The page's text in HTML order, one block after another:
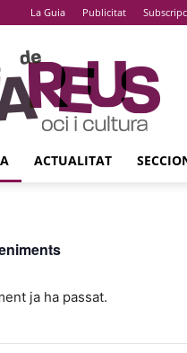
La Guia Publicitat
La
Guia
De
Reus
ACTUALITAT
ja ha passat.